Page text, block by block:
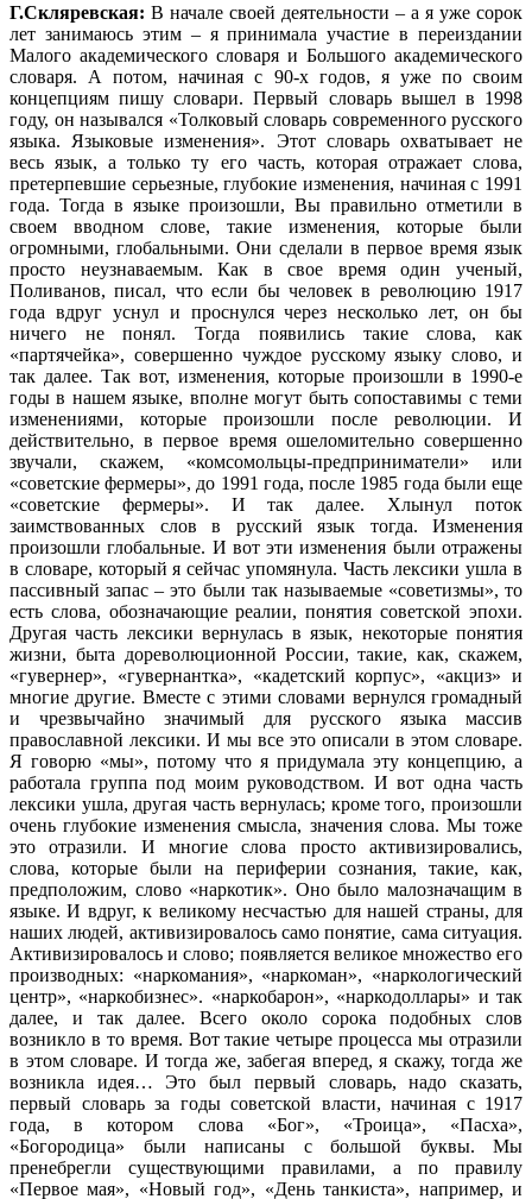
Г.Скляревская: В начале своей деятельности – а я уже сорок
лет занимаюсь этим – я принимала участие в переиздании
Малого академического словаря и Большого академического
словаря. А потом, начиная с 90-х годов, я уже по своим
концепциям пишу словари. Первый словарь вышел в 1998
году, он назывался «Толковый словарь современного русского
языка. Языковые изменения». Этот словарь охватывает не
весь язык, а только ту его часть, которая отражает слова,
претерпевшие серьезные, глубокие изменения, начиная с 1991
года. Тогда в языке произошли, Вы правильно отметили в
своем вводном слове, такие изменения, которые были
огромными, глобальными. Они сделали в первое время язык
просто неузнаваемым. Как в свое время один ученый,
Поливанов, писал, что если бы человек в революцию 1917
года вдруг уснул и проснулся через несколько лет, он бы
ничего не понял. Тогда появились такие слова, как
«партячейка», совершенно чуждое русскому языку слово, и
так далее. Так вот, изменения, которые произошли в 1990-е
годы в нашем языке, вполне могут быть сопоставимы с теми
изменениями, которые произошли после революции. И
действительно, в первое время ошеломительно совершенно
звучали, скажем, «комсомольцы-предприниматели» или
«советские фермеры», до 1991 года, после 1985 года были еще
«советские фермеры». И так далее. Хлынул поток
заимствованных слов в русский язык тогда. Изменения
произошли глобальные. И вот эти изменения были отражены
в словаре, который я сейчас упомянула. Часть лексики ушла в
пассивный запас – это были так называемые «советизмы», то
есть слова, обозначающие реалии, понятия советской эпохи.
Другая часть лексики вернулась в язык, некоторые понятия
жизни, быта дореволюционной России, такие, как, скажем,
«гувернер», «гувернантка», «кадетский корпус», «акциз» и
многие другие. Вместе с этими словами вернулся громадный
и чрезвычайно значимый для русского языка массив
православной лексики. И мы все это описали в этом словаре.
Я говорю «мы», потому что я придумала эту концепцию, а
работала группа под моим руководством. И вот одна часть
лексики ушла, другая часть вернулась; кроме того, произошли
очень глубокие изменения смысла, значения слова. Мы тоже
это отразили. И многие слова просто активизировались,
слова, которые были на периферии сознания, такие, как,
предположим, слово «наркотик». Оно было малозначащим в
языке. И вдруг, к великому несчастью для нашей страны, для
наших людей, активизировалось само понятие, сама ситуация.
Активизировалось и слово; появляется великое множество его
производных: «наркомания», «наркоман», «наркологический
центр», «наркобизнес». «наркобарон», «наркодоллары» и так
далее, и так далее. Всего около сорока подобных слов
возникло в то время. Вот такие четыре процесса мы отразили
в этом словаре. И тогда же, забегая вперед, я скажу, тогда же
возникла идея… Это был первый словарь, надо сказать,
первый словарь за годы советской власти, начиная с 1917
года, в котором слова «Бог», «Троица», «Пасха»,
«Богородица» были написаны с большой буквы. Мы
пренебрегли существующими правилами, а по правилу
«Первое мая», «Новый год», «День танкиста», например, и